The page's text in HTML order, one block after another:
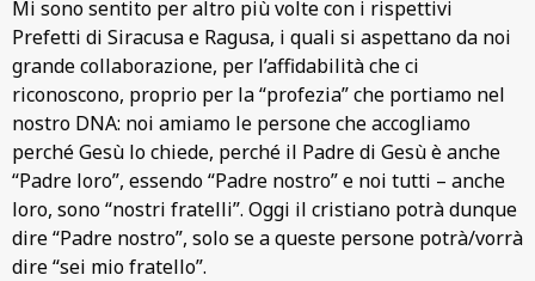
Mi sono sentito per altro più volte con i rispettivi
Prefetti di Siracusa e Ragusa, i quali si aspettano da noi
grande collaborazione, per l’affidabilità che ci
riconoscono, proprio per la “profezia” che portiamo nel
nostro DNA: noi amiamo le persone che accogliamo
perché Gesù lo chiede, perché il Padre di Gesù è anche
“Padre loro”, essendo “Padre nostro” e noi tutti – anche
loro, sono “nostri fratelli”. Oggi il cristiano potrà dunque
dire “Padre nostro”, solo se a queste persone potrà/vorrà
dire “sei mio fratello”.